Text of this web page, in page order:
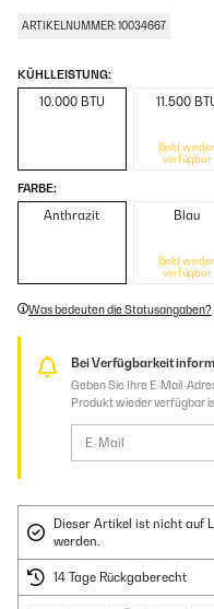
ARTIKELNUMMER: 10034667
KÜHLLEISTUNG:
10.000 BTU 11.500
Bald wieder
verfügbar
FARBE:
Anthrazit Blau
Bald wieder
verfügbar
Was bedeuten die Statusangaben?
Bei Verfügbarkeit
Geben Sie Ihre E-Mail-
Produkt wieder verfügbar
Dieser Artikel ist nicht auf
werden.
14 Tage Rückgaberecht